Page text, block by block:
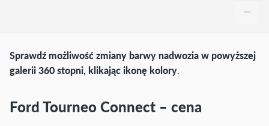
Sprawdź możliwość zmiany barwy nadwozia w powyższej
galerii 360 stopni, klikając ikonę kolory.
Ford Tourneo Connect – cena